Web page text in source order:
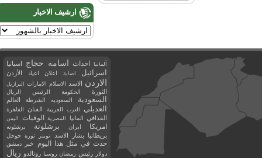
ارشيف الاخبار
ألمانيا احداث اسامه حجاج اسبانيا
اسرائيل اصابة اعلان اعياد الأردن
الاردن الاسد الاسلام الامارات البرازيل
الثورة الحكومة الرئيس الريال
السعودية السعوديه الشرطة العالم
العديلي العرب العربية الفنان القاهرة
القذافي المانيا المصرية الوفيات اليمن
امريكا ايران برشلونة برشلونه
بريطانيا بشار الاسد تويتر ثورة جوجل
حدث في مثل هذا اليوم خبر دمشق
دولار رئيس رمضان روسيا رونالدو ريال